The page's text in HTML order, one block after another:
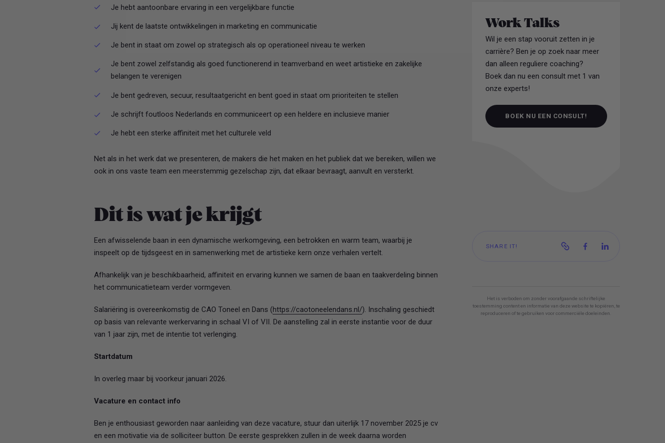
Je hebt aantoonbare ervaring in een vergelijkbare functie
Jij kent de laatste ontwikkelingen in marketing en communicatie
Je bent in staat om zowel op strategisch als op operationeel niveau te werken
Je bent zowel zelfstandig als goed functionerend in teamverband en weet artistieke en zakelijke
belangen te verenigen
Je bent gedreven, secuur, resultaatgericht en bent goed in staat om prioriteiten te stellen
Je schrijft foutloos Nederlands en communiceert op een heldere en inclusieve manier
Je hebt een sterke affiniteit met het culturele veld
Net als in het werk dat we presenteren, de makers die het maken en het publiek dat we bereiken, willen we
ook in ons vaste team een meerstemmig gezelschap zijn, dat elkaar bevraagt, aanvult en versterkt.
Dit is wat je krijgt
Een afwisselende baan in een dynamische werkomgeving, een betrokken en warm team, waarbij je
inspeelt op de tijdsgeest en in samenwerking met de artistieke kern onze verhalen vertelt.
Afhankelijk van je beschikbaarheid, affiniteit en ervaring kunnen we samen de baan en taakverdeling binnen
het communicatieteam verder vormgeven.
Salariëring is overeenkomstig de CAO Toneel en Dans (https://caotoneelendans.nl/). Inschaling geschiedt
op basis van relevante werkervaring in schaal VI of VII. De aanstelling zal in eerste instantie voor de duur
van 1 jaar zijn, met de intentie tot verlenging.
Startdatum
In overleg maar bij voorkeur januari 2026.
Vacature en contact info
Ben je enthousiast geworden naar aanleiding van deze vacature, stuur dan uiterlijk 17 november 2025 je cv
en een motivatie via de solliciteer button. De eerste gesprekken zullen in de week daarna worden
Work Talks
Wil je een stap vooruit zetten in je
carrière? Ben je op zoek naar meer
dan alleen reguliere coaching?
Boek dan nu een consult met 1 van
onze experts!
BOEK NU EEN CONSULT!
SHARE IT!
Het is verboden om zonder voorafgaande schriftelijke
toestemming content en informatie van deze website te kopiëren, te
reproduceren of te gebruiken voor commerciële doeleinden.